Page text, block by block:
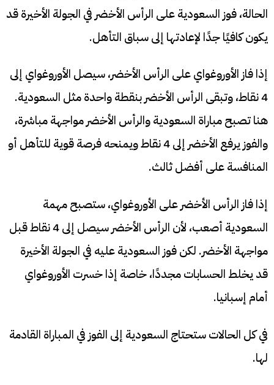
الحالة، فوز السعودية على الرأس الأخضر في الجولة الأخيرة قد
يكون كافيًا جدًا لإعادتها إلى سباق التأهل.
إذا فاز الأوروغواي على الرأس الأخضر، سيصل الأوروغواي إلى
4 نقاط، وتبقى الرأس الأخضر بنقطة واحدة مثل السعودية.
هنا تصبح مباراة السعودية والرأس الأخضر مواجهة مباشرة،
والفوز يرفع الأخضر إلى 4 نقاط ويمنحه فرصة قوية للتأهل أو
المنافسة على أفضل ثالث.
إذا فاز الرأس الأخضر على الأوروغواي، ستصبح مهمة
السعودية أصعب، لأن الرأس الأخضر سيصل إلى 4 نقاط قبل
مواجهة الأخضر. لكن فوز السعودية عليه في الجولة الأخيرة
قد يخلط الحسابات مجددًا، خاصة إذا خسرت الأوروغواي
أمام إسبانيا.
في كل الحالات ستحتاج السعودية إلى الفوز في المباراة القادمة
لها.